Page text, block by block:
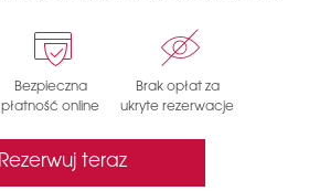
Bezpieczna
płatność online
Brak opłat za
ukryte rezerwacje
Rezerwuj teraz